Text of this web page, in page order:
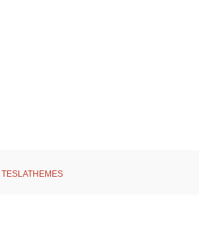
TESLATHEMES